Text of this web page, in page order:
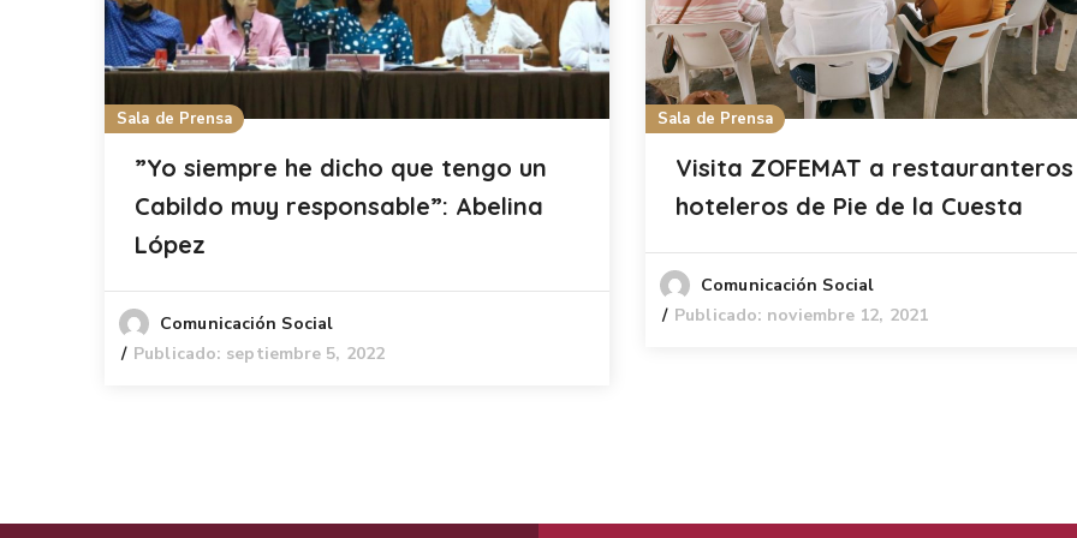
Sala de Prensa
”Yo siempre he dicho que tengo un
Cabildo muy responsable”: Abelina
López
Comunicación Social
Publicado: septiembre 5, 2022
Sala de Prensa
Visita ZOFEMAT a
hoteleros de Pie de la Cuesta
Comunicación Social
Publicado: noviembre 12, 2021